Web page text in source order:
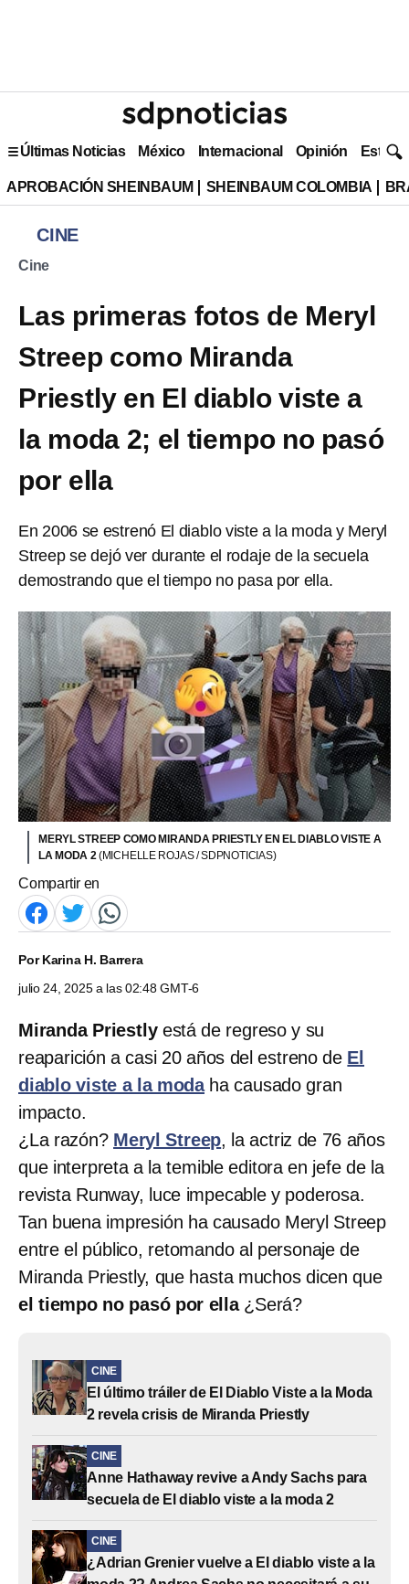
Últimas Noticias México Internacional Opinión Estilo
APROBACIÓN SHEINBAUM SHEINBAUM COLOMBIA
CINE
Cine
Las primeras fotos de Meryl
Streep como Miranda
Priestly en El diablo viste a
la moda 2; el tiempo no pasó
por ella
En 2006 se estrenó El diablo viste a la moda y Meryl
Streep se dejó ver durante el rodaje de la secuela
demostrando que el tiempo no pasa por ella.
MERYL STREEP COMO MIRANDA PRIESTLY EN EL DIABLO VISTE A
LA MODA 2(MICHELLE ROJAS / SDPNOTICIAS)
Compartir en
PorKarina H. Barrera
julio 24, 2025 a las 02:48 GMT-6
Miranda Priestly está de regreso y su
reaparición a casi 20 años del estreno de El
diablo viste a la modaha causado gran
impacto.
¿La razón? Meryl Streep, la actriz de 76 años
que interpreta a la temible editora en jefe de la
revista Runway, luce impecable y poderosa.
Tan buena impresión ha causado Meryl Streep
entre el público, retomando al personaje de
Miranda Priestly, que hasta muchos dicen que
el tiempo no pasó por ella¿Será?
CINE
El último tráiler de El Diablo Viste a la Moda
2 revela crisis de Miranda Priestly
CINE
Anne Hathaway revive a Andy Sachs para
secuela de El diablo viste a la moda 2
CINE
¿Adrian Grenier vuelve a El diablo viste a la